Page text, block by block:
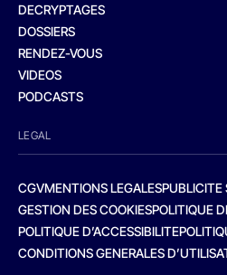
DECRYPTAGES
DOSSIERS
RENDEZ-VOUS
VIDEOS
PODCASTS
LEGAL
CGVMENTIONS LEGALESPUBLICITE
GESTION DES COOKIESPOLITIQUE
POLITIQUE D’ACCESSIBILITE
CONDITIONS GENERALES